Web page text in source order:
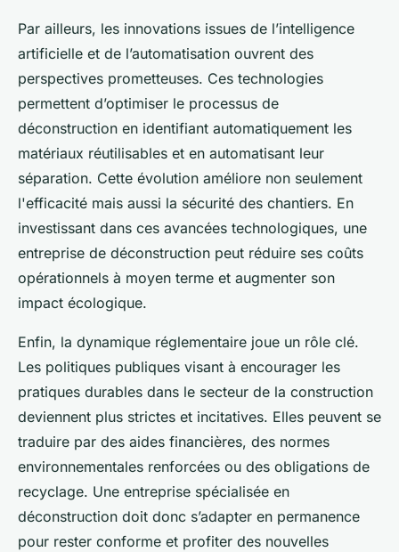
Par ailleurs, les innovations issues de l’intelligence
artificielle et de l’automatisation ouvrent des
perspectives prometteuses. Ces technologies
permettent d’optimiser le processus de
déconstruction en identifiant automatiquement les
matériaux réutilisables et en automatisant leur
séparation. Cette évolution améliore non seulement
l'efficacité mais aussi la sécurité des chantiers. En
investissant dans ces avancées technologiques, une
entreprise de déconstruction peut réduire ses coûts
opérationnels à moyen terme et augmenter son
impact écologique.
Enfin, la dynamique réglementaire joue un rôle clé.
Les politiques publiques visant à encourager les
pratiques durables dans le secteur de la construction
deviennent plus strictes et incitatives. Elles peuvent se
traduire par des aides financières, des normes
environnementales renforcées ou des obligations de
recyclage. Une entreprise spécialisée en
déconstruction doit donc s’adapter en permanence
pour rester conforme et profiter des nouvelles